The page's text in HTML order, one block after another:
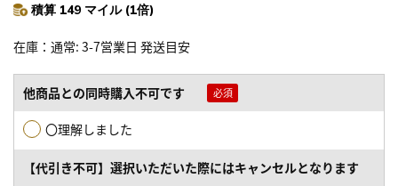
積算 149 マイル (1倍)
在庫 通常: 3-7営業日 発送目安
他商品との同時購入不可です
〇理解しました
【代引き不可】選択いただいた際にはキャンセルとなります